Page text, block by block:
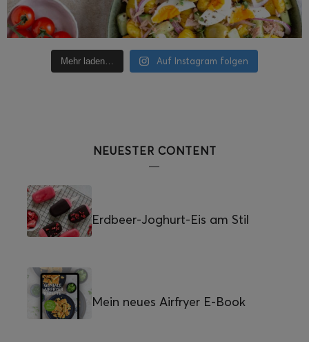
Mehr laden… Auf Instagram folgen
NEUESTER CONTENT
Erdbeer-Joghurt-Eis am Stil
Mein neues Airfryer E-Book